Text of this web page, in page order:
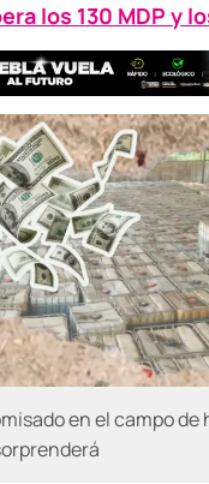
los 130 MDP y
en el campo